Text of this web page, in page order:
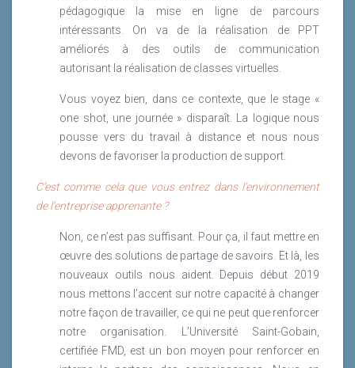
pédagogique la mise en ligne de parcours
intéressants. On va de la réalisation de PPT
améliorés à des outils de communication
autorisant la réalisation de classes virtuelles.
Vous voyez bien, dans ce contexte, que le stage «
one shot, une journée » disparaît. La logique nous
pousse vers du travail à distance et nous nous
devons de favoriser la production de support.
C’est comme cela que vous entrez dans l’environnement
de l’entreprise apprenante ?
Non, ce n’est pas suffisant. Pour ça, il faut mettre en
œuvre des solutions de partage de savoirs. Et là, les
nouveaux outils nous aident. Depuis début 2019
nous mettons l’accent sur notre capacité à changer
notre façon de travailler, ce qui ne peut que renforcer
notre organisation. L’Université Saint-Gobain,
certifiée FMD, est un bon moyen pour renforcer en